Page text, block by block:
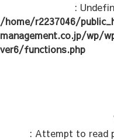
:
/home/r2237046/
management.co.jp/wp/
ver6/functions.php
: Attempt to read